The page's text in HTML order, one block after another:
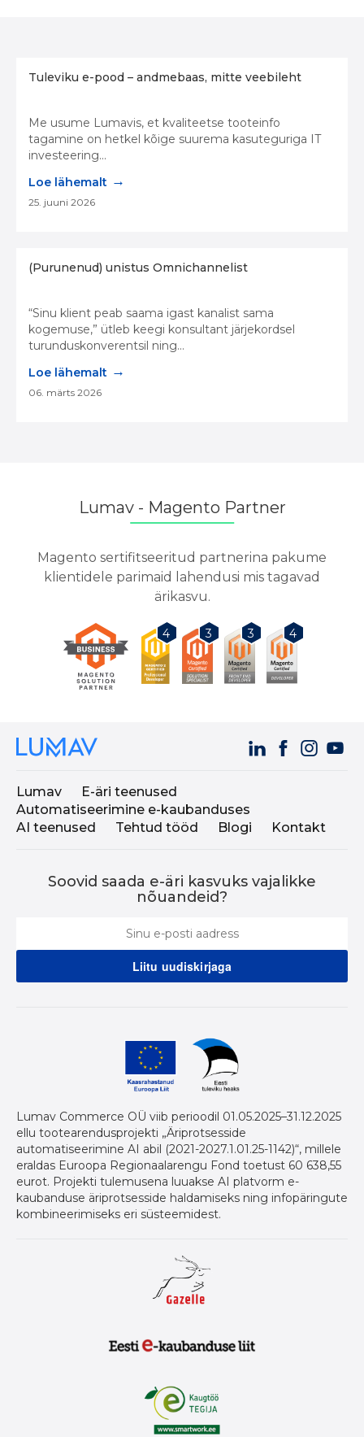
Tuleviku e-pood – andmebaas, mitte veebileht
Me usume Lumavis, et kvaliteetse tooteinfo
tagamine on hetkel kõige suurema kasuteguriga IT
investeering...
Loe lähemalt →
25. juuni 2026
(Purunenud) unistus Omnichannelist
“Sinu klient peab saama igast kanalist sama
kogemuse,” ütleb keegi konsultant järjekordsel
turunduskonverentsil ning...
Loe lähemalt →
06. märts 2026
Lumav - Magento Partner
Magento sertifitseeritud partnerina pakume
klientidele parimaid lahendusi mis tagavad
ärikasvu.
4 3 3 4
Lumav
E-äri teenused
Automatiseerimine e-kaubanduses
AI teenused
Tehtud tööd Blogi Kontakt
Soovid saada e-äri kasvuks vajalikke
nõuandeid?
Lumav Commerce OÜ viib perioodil 01.05.2025–31.12.2025
ellu tootearendusprojekti „Äriprotsesside
automatiseerimine AI abil (2021-2027.1.01.25-1142)“, millele
eraldas Euroopa Regionaalarengu Fond toetust 60 638,55
eurot. Projekti tulemusena luuakse AI platvorm e-
kaubanduse äriprotsesside haldamiseks ning infopäringute
kombineerimiseks eri süsteemidest.